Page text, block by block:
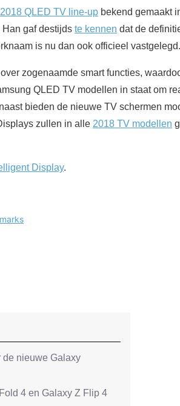
2018 QLED TV line-up bekend gemaakt
gaf destijds te kennen dat de
is nu dan ook officieel vastgelegd.
zogenaamde smart functies,
QLED TV modellen in staat om
bieden de nieuwe TV schermen
zullen in alle 2018 TV modellen
Display.
de nieuwe Galaxy
4 en Galaxy Z Flip 4